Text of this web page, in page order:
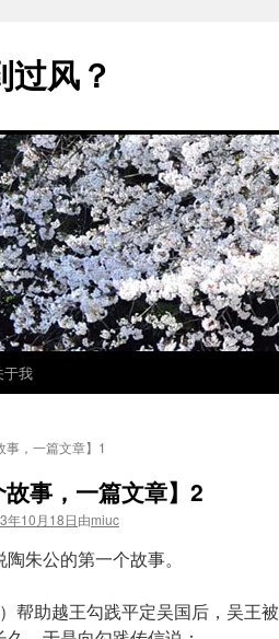
过风？
于我
事，一篇文章】1
故事，一篇文章】2
年10月18日由miuc
朱公的第一个故事。
帮助越王勾践平定吴国后，吴王